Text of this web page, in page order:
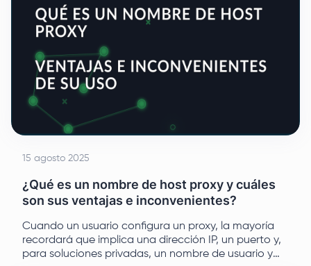
15 agosto 2025
¿Qué es un nombre de host proxy y cuáles
son sus ventajas e inconvenientes?
Cuando un usuario configura un proxy, la mayoría
recordará que implica una dirección IP, un puerto y,
para soluciones privadas, un nombre de usuario y